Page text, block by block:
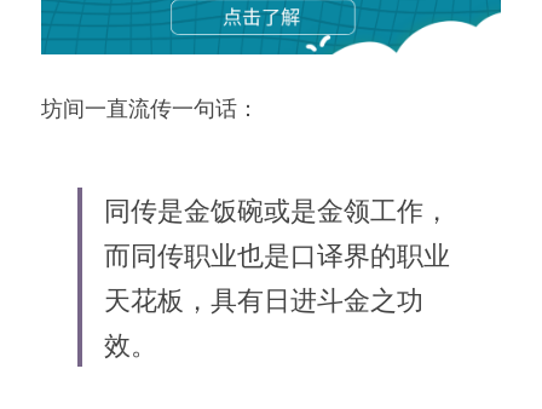
坊间一直流传一句话：
同传是金饭碗或是金领工作，
而同传职业也是口译界的职业
天花板，具有日进斗金之功
效。